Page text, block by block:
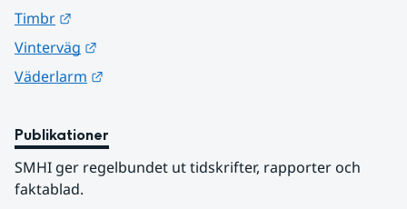
Timbr
Vinterväg
Väderlarm
Publikationer
SMHI ger regelbundet ut tidskrifter, rapporter och
faktablad.